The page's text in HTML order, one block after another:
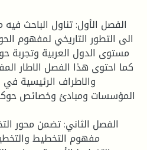
الفصل الأول: تناول الباحث
الى التطور التاريخي لمفهوم
مستوى الدول العربية وتجربة
كما احتوى هذا الفصل الاطار
والاطراف الرئيسية
المؤسسات ومبادئ وخصائص
الفصل الثاني: تضمن محور
مفهوم التخطيط